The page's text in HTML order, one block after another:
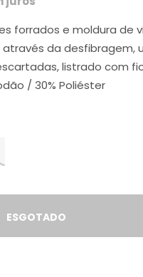
forrados e moldura de
da desfibragem,
listrado com
/ 30% Poliéster